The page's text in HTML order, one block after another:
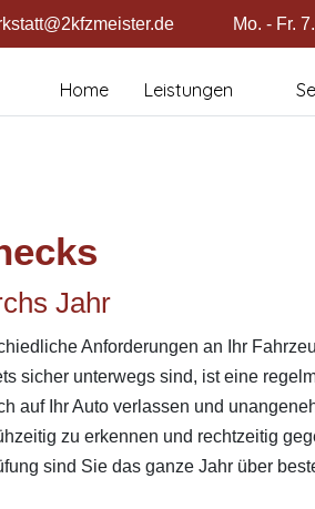
Mo. - Fr.
Home Leistungen
Jahr
Anforderungen an Ihr
sicher unterwegs sind, ist eine
auf Ihr Auto verlassen und
zu erkennen und rechtzeitig
sind Sie das ganze Jahr über